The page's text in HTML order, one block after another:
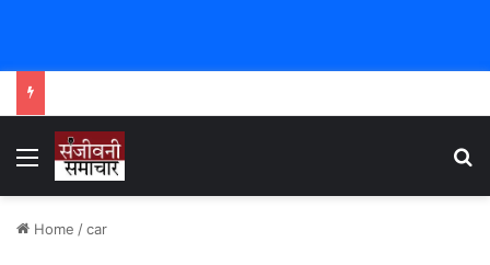
Menu
Home /car